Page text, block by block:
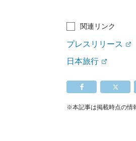
関連リンク
プレスリリース
日本旅行
※本記事は掲載時点の情